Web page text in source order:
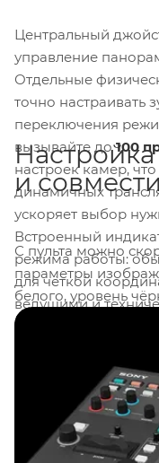
Центральный
управление
Отдельные
точно настраивать
переключения
вызывайте до100
настроек камер,
динамичных
ускоряет выбор
Встроенный
режима работы:
для чёткой
ведущими и
и
С пульта можно
параметры
белого, уровень
детализацию,
согласованность
физического
поддерживает
X1000/1, BRC-H800/
модели линейки.